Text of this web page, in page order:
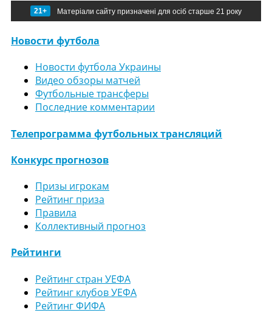
21+ Матеріали сайту призначені для осіб старше 21 року
Новости футбола
Новости футбола Украины
Видео обзоры матчей
Футбольные трансферы
Последние комментарии
Телепрограмма футбольных трансляций
Конкурс прогнозов
Призы игрокам
Рейтинг приза
Правила
Коллективный прогноз
Рейтинги
Рейтинг стран УЕФА
Рейтинг клубов УЕФА
Рейтинг ФИФА